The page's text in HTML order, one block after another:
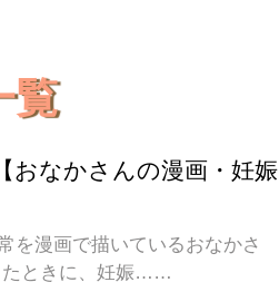
覧
おなかさんの漫画・妊娠
を漫画で描いているおなかさ
たときに、妊娠……